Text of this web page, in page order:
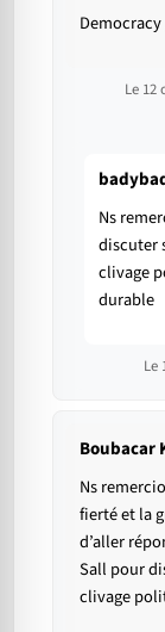
Le 12
Ns
discuter
clivage
durable
Le
Boubacar
Ns
fierté et la
d’aller
Sall pour
clivage